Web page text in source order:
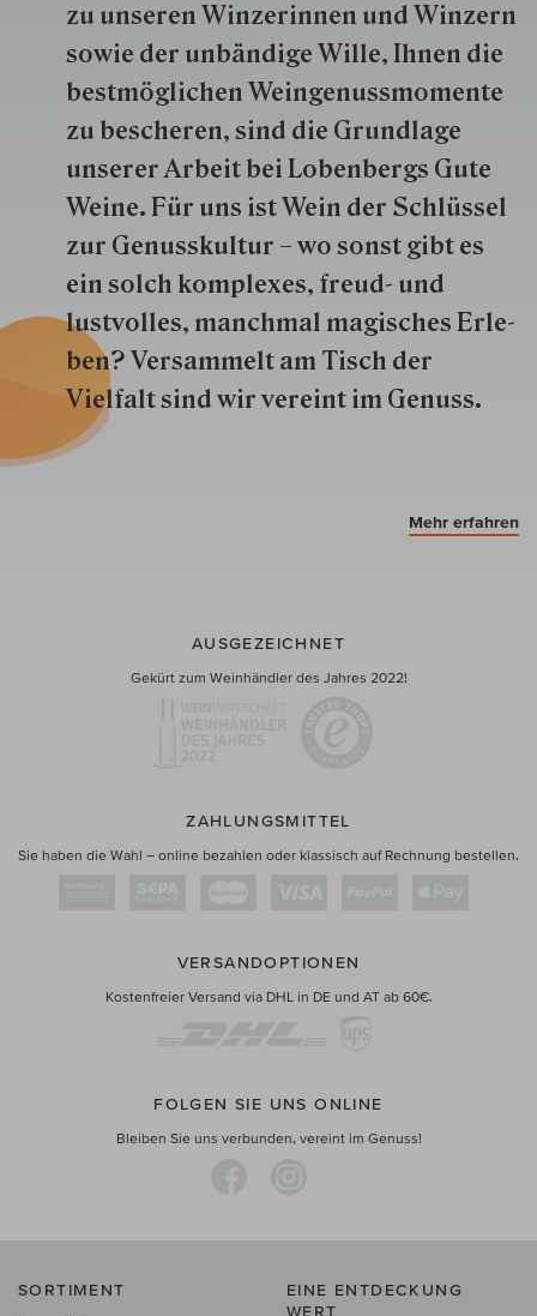
zu unseren Win­zer­innen und Win­zern
so­wie der un­bän­dige Wille, Ihnen die
best­mög­lich­en Wein­genuss­momente
zu besche­ren, sind die Grund­lage
unserer Arbeit bei Lobenbergs Gute
Weine. Für uns ist Wein der Schlüs­sel
zur Genuss­kultur – wo sonst gibt es
ein solch kom­plexes, freud- und
lustvolles, manchmal ma­gisch­es Er­le­
ben? Versammelt am Tisch der
Vielfalt sind wir ver­eint im Genuss.
Mehr erfahren
AUSGEZEICHNET
Gekürt zum Weinhändler des Jahres 2022!
ZAHLUNGSMITTEL
Sie haben die Wahl – online bezahlen oder klassisch auf Rechnung bestellen.
VERSANDOPTIONEN
Kostenfreier Versand via DHL in DE und AT ab 60€.
FOLGEN SIE UNS ONLINE
Bleiben Sie uns verbunden, vereint im Genuss!
SORTIMENT
EINE ENTDECKUNG
WERT